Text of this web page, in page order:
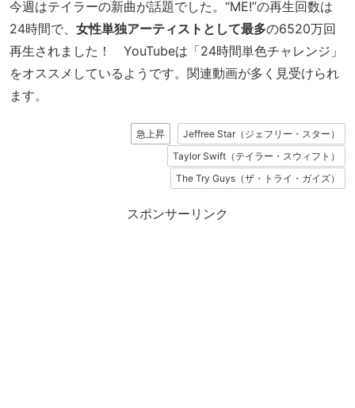
今週はテイラーの新曲が話題でした。“ME!”の再生回数は
24時間で、 女性単独アーティストとして最多の6520万回
再生されました！ YouTubeは「24時間単色チャレンジ」
をオススメしているようです。関連動画が多く見受けられ
ます。
急上昇
Jeffree Star（ジェフリー・スター）
Taylor Swift（テイラー・スウィフト）
The Try Guys（ザ・トライ・ガイズ）
スポンサーリンク